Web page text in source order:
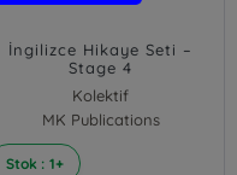
İngilizce Hikaye Seti –
Stage 4
Kolektif
MK Publications
Stok : 1+